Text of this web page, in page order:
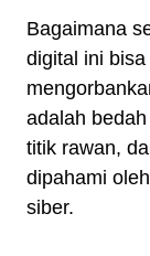
Bagaimana
digital ini
adalah
titik rawan,
dipahami
siber.